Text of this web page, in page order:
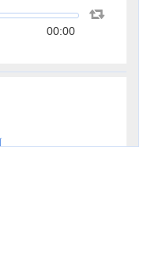
00:00